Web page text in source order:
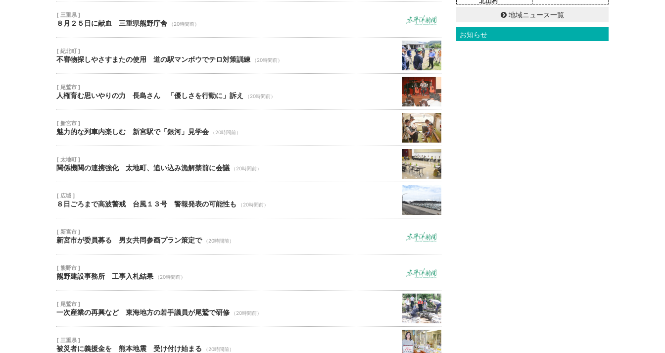
[ 三重県 ]
８月２５日に献血 三重県熊野庁舎 （20時間前）
[ 紀北町 ]
不審物探しやさすまたの使用 道の駅マンボウでテロ対策訓練 （20時間前）
[ 尾鷲市 ]
人権育む思いやりの力 長島さん 「優しさを行動に」訴え （20時間前）
[ 新宮市 ]
魅力的な列車内楽しむ 新宮駅で「銀河」見学会 （20時間前）
[ 太地町 ]
関係機関の連携強化 太地町、追い込み漁解禁前に会議 （20時間前）
[ 広域 ]
８日ごろまで高波警戒 台風１３号 警報発表の可能性も （20時間前）
[ 新宮市 ]
新宮市が委員募る 男女共同参画プラン策定で （20時間前）
[ 熊野市 ]
熊野建設事務所 工事入札結果 （20時間前）
[ 尾鷲市 ]
一次産業の再興など 東海地方の若手議員が尾鷲で研修 （20時間前）
[ 三重県 ]
被災者に義援金を 熊本地震 受け付け始まる （20時間前）
地域ニュース一覧
お知らせ